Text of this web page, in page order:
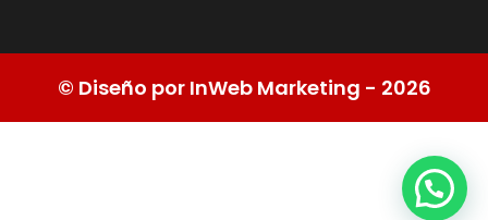
© Diseño por InWeb Marketing - 2026